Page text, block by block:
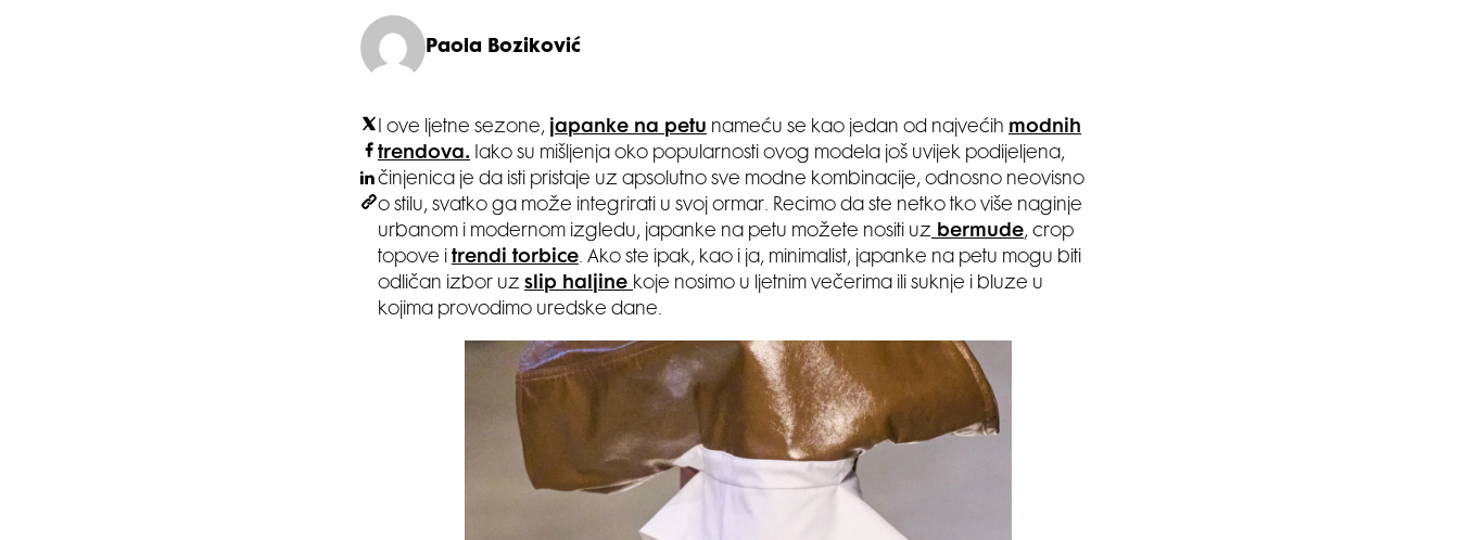
Paola Boziković
I ove ljetne sezone, japanke na petu nameću se kao jedan od najvećih modnih
trendova. Iako su mišljenja oko popularnosti ovog modela još uvijek podijeljena,
činjenica je da isti pristaje uz apsolutno sve modne kombinacije, odnosno neovisno
o stilu, svatko ga može integrirati u svoj ormar. Recimo da ste netko tko više naginje
urbanom i modernom izgledu, japanke na petu možete nositi uz bermude, crop
topove i trendi torbice. Ako ste ipak, kao i ja, minimalist, japanke na petu mogu biti
odličan izbor uz slip haljine koje nosimo u ljetnim večerima ili suknje i bluze u
kojima provodimo uredske dane.